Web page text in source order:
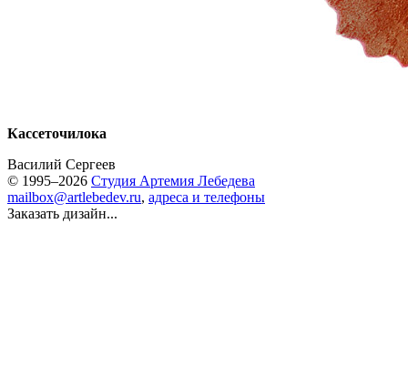
Кассеточилока
Василий Сергеев
© 1995–2026 Студия Артемия Лебедева
mailbox@artlebedev.ru, адреса и телефоны
Заказать дизайн...